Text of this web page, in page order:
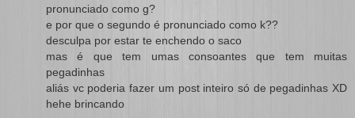
pronunciado como g?
e por que o segundo é pronunciado como k??
desculpa por estar te enchendo o saco
mas é que tem umas consoantes que tem muitas
pegadinhas
aliás vc poderia fazer um post inteiro só de pegadinhas XD
hehe brincando